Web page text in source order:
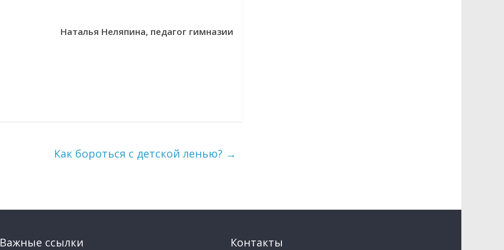
Наталья Неляпина, педагог гимназии
Как бороться с детской ленью? →
Важные ссылки Контакты